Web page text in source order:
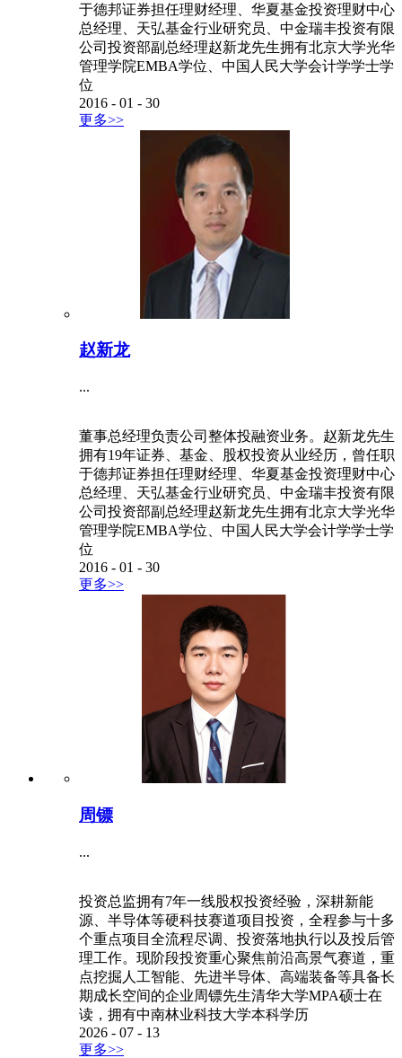
于德邦证券担任理财经理、华夏基金投资理财中心
总经理、天弘基金行业研究员、中金瑞丰投资有限
公司投资部副总经理赵新龙先生拥有北京大学光华
管理学院EMBA学位、中国人民大学会计学学士学
位
2016 - 01 - 30
更多>>
赵新龙
...
董事总经理负责公司整体投融资业务。赵新龙先生
拥有19年证券、基金、股权投资从业经历，曾任职
于德邦证券担任理财经理、华夏基金投资理财中心
总经理、天弘基金行业研究员、中金瑞丰投资有限
公司投资部副总经理赵新龙先生拥有北京大学光华
管理学院EMBA学位、中国人民大学会计学学士学
位
2016 - 01 - 30
更多>>
周镖
...
投资总监拥有7年一线股权投资经验，深耕新能
源、半导体等硬科技赛道项目投资，全程参与十多
个重点项目全流程尽调、投资落地执行以及投后管
理工作。现阶段投资重心聚焦前沿高景气赛道，重
点挖掘人工智能、先进半导体、高端装备等具备长
期成长空间的企业周镖先生清华大学MPA硕士在
读，拥有中南林业科技大学本科学历
2026 - 07 - 13
更多>>